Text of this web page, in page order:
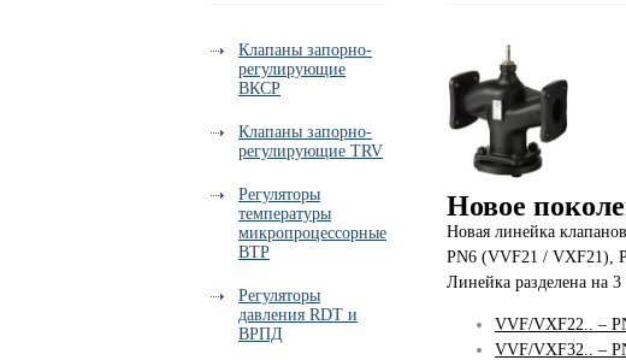
Клапаны запорно-
регулирующие
ВКСР
Клапаны запорно-
регулирующие TRV
Регуляторы
температуры
микропроцессорные
ВТР
Регуляторы
давления RDT и
ВРПД
Новое
Новая линейка
PN6 (VVF21 / VXF21),
Линейка разделена на 3
VVF/VXF22.. –
VVF/VXF32.. –